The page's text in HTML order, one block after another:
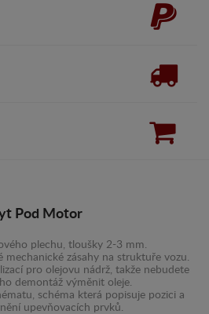
Pod Motor
plechu, tloušky 2-3 mm.
mechanické zásahy na struktuře vozu.
pro olejovu nádrž, takže nebudete
demontáž výměnit oleje.
schéma která popisuje pozici a
upevňovacích prvků.